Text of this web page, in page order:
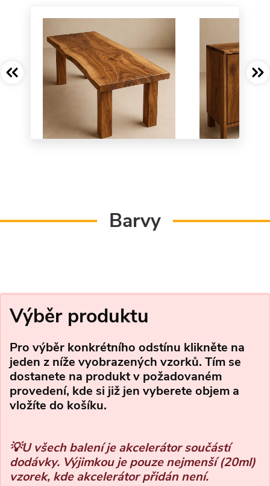
Barvy
Výběr produktu
Pro výběr konkrétního odstínu klikněte na
jeden z níže vyobrazených vzorků. Tím se
dostanete na produkt v požadovaném
provedení, kde si již jen vyberete objem a
vložíte do košíku.
💡U všech balení je akcelerátor součástí
dodávky. Výjimkou je pouze nejmenší (20ml)
vzorek, kde akcelerátor přidán není.